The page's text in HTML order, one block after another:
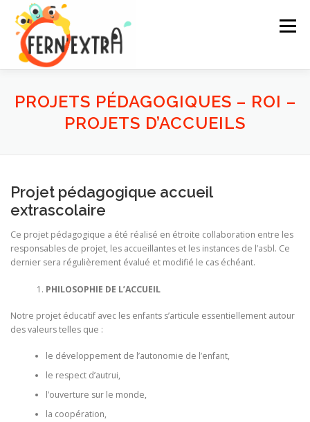
contenu
Menu
ACTIVITÉS INSCRIPTIONS INFOS CONTACT
PROJETS PÉDAGOGIQUES – ROI –
PROJETS D’ACCUEILS
Projet pédagogique accueil
extrascolaire
Ce projet pédagogique a été réalisé en étroite collaboration entre les
responsables de projet, les accueillantes et les instances de l’asbl. Ce
dernier sera régulièrement évalué et modifié le cas échéant.
PHILOSOPHIE DE L’ACCUEIL
Notre projet éducatif avec les enfants s’articule essentiellement autour
des valeurs telles que :
le développement de l’autonomie de l’enfant,
le respect d’autrui,
l’ouverture sur le monde,
la coopération,